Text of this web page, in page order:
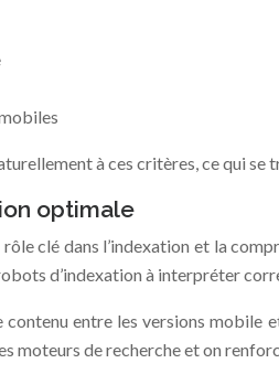
à ces critères, ce qui
optimale
clé dans l’indexation et la
d’indexation à interpréter
entre les versions
moteurs de recherche et on